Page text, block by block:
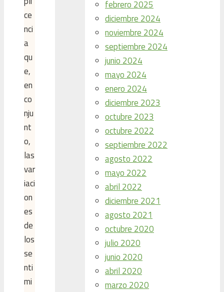
ce
nci
a
qu
e,
en
co
nju
nt
o,
las
var
iaci
on
es
de
los
se
nti
mi
febrero 2025
diciembre 2024
noviembre 2024
septiembre 2024
junio 2024
mayo 2024
enero 2024
diciembre 2023
octubre 2023
octubre 2022
septiembre 2022
agosto 2022
mayo 2022
abril 2022
diciembre 2021
agosto 2021
octubre 2020
julio 2020
junio 2020
abril 2020
marzo 2020